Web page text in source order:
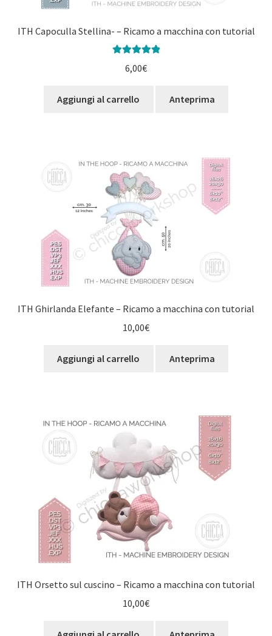
ITH Capoculla Stellina- – Ricamo a macchina con tutorial
su 5
6,00€
Aggiungi al carrello Anteprima
ITH Ghirlanda Elefante – Ricamo a macchina con tutorial
10,00€
Aggiungi al carrello Anteprima
ITH Orsetto sul cuscino – Ricamo a macchina con tutorial
10,00€